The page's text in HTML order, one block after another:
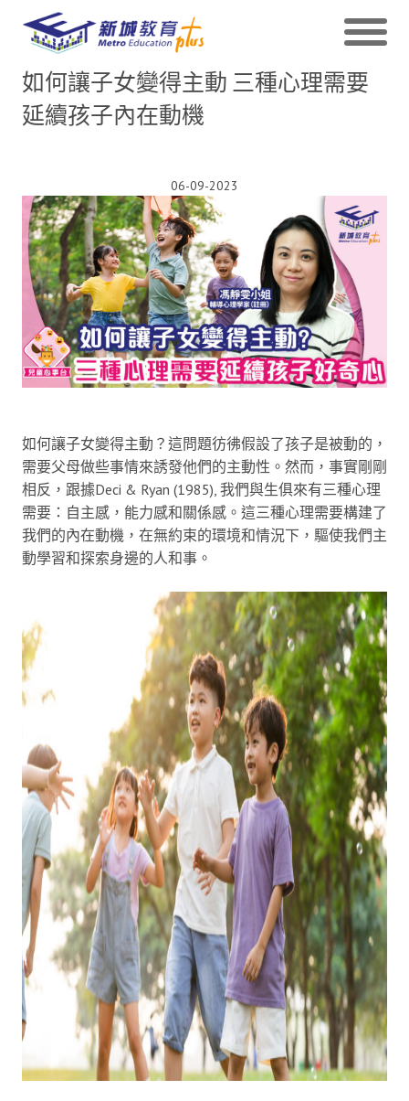
如何讓子女變得主動 三種心理需要
延續孩子內在動機
06-09-2023
如何讓子女變得主動？這問題彷彿假設了孩子是被動的，
需要父母做些事情來誘發他們的主動性。然而，事實剛剛
相反，跟據Deci & Ryan (1985), 我們與生俱來有三種心理
需要：自主感，能力感和關係感。這三種心理需要構建了
我們的內在動機，在無約束的環境和情況下，驅使我們主
動學習和探索身邊的人和事。